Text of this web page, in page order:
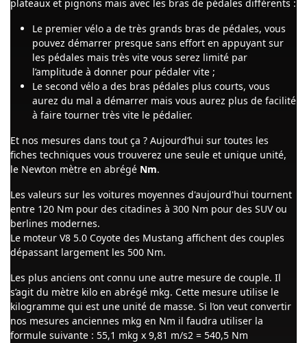
plateaux et pignons mais avec les bras de pédales différents :
Le premier vélo a de très grands bras de pédales, vous
pouvez démarrer presque sans effort en appuyant sur
les pédales mais très vite vous serez limité par
l’amplitude à donner pour pédaler vite ;
Le second vélo a des bras pédales plus courts, vous
aurez du mal a démarrer mais vous aurez plus de facilité
à faire tourner très vite le pédalier.
Et nos mesures dans tout ça ? Aujourd’hui sur toutes les
fiches techniques vous trouverez une seule et unique unité,
le Newton mètre en abrégé Nm.
Les valeurs sur les voitures moyennes d'aujourd'hui tournent
entre 120 Nm pour des citadines à 300 Nm pour des SUV ou
berlines modernes.
Le moteur V8 5.0 Coyote des Mustang affichent des couples
dépassant largement les 500 Nm.
Les plus anciens ont connu une autre mesure de couple. Il
s’agit du mètre kilo en abrégé mkg. Cette mesure utilise le
kilogramme qui est une unité de masse. Si l’on veut convertir
nos mesures anciennes mkg en Nm il faudra utiliser la
formule suivante : 55,1 mkg x 9,81 m/s2 = 540,5 Nm